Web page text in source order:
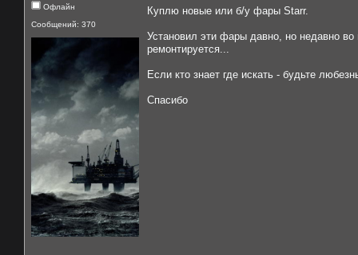
Офлайн
Сообщений: 370
Куплю новые или б/у фары Starr.
Установил эти фары давно, но недавно
ремонтируется...
Если кто знает где искать - будьте
Спасибо